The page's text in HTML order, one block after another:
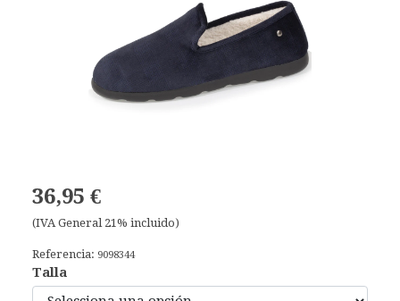
36,95 €
(IVA General 21% incluido)
Referencia: 9098344
Talla